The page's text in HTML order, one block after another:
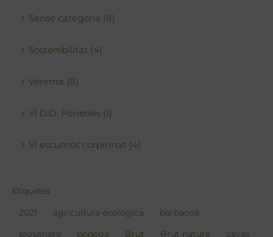
Sense categoria (8)
Sostenibilitat (4)
Verema (8)
Vi D.O. Penedès (1)
Vi escumós corpinnat (4)
Etiquetes
2021 agricultura ecològica barbacoa
biosphere bodega Brut Brut nature cavas